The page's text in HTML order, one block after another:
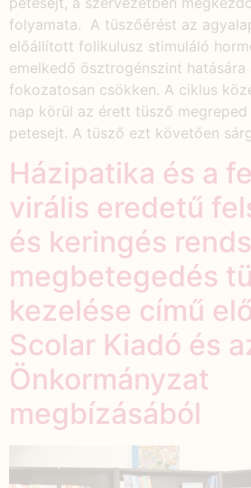
folyamata. A tüszőérést az
előállított folikulusz stimuláló
emelkedő ösztrogénszint hatására
fokozatosan csökken. A ciklus
nap körül az érett tüsző megreped
petesejt. A tüsző ezt követően
Házipatika és a
virális eredetű
és keringés
megbetegedés
kezelése című
Scolar Kiadó és
Önkormányzat
megbízásából